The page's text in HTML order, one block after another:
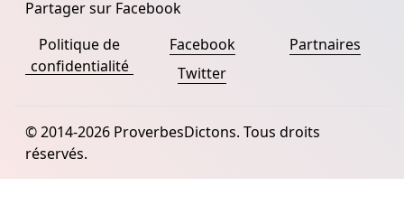
Partager sur Facebook
Politique de
confidentialité
Facebook
Twitter
Partnaires
© 2014-2026 ProverbesDictons. Tous droits
réservés.